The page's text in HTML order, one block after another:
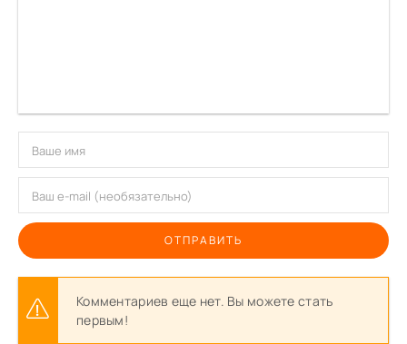
ОТПРАВИТЬ
Комментариев еще нет. Вы можете стать
первым!